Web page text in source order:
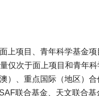
项目、青年科学基金项
仅次于面上项目和青年
）、重点国际（地区）
联合基金、天文联合